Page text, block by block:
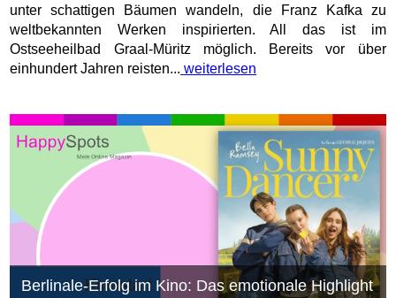
unter schattigen Bäumen wandeln, die Franz Kafka zu
weltbekannten Werken inspirierten. All das ist im
Ostseeheilbad Graal-Müritz möglich. Bereits vor über
einhundert Jahren reisten... weiterlesen
Berlinale-Erfolg im Kino: Das emotionale Highlight